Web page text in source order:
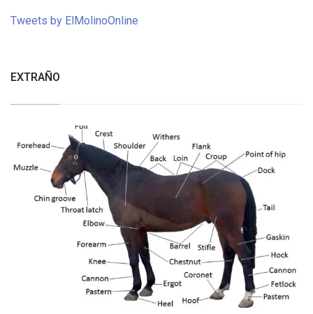
Tweets by ElMolinoOnline
EXTRAÑO